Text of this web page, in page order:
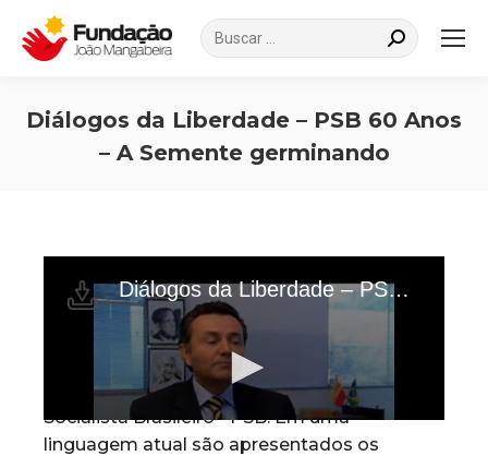
Search:
Diálogos da Liberdade – PSB 60 Anos
– A Semente germinando
Documentário em
comemoração aos 60 anos
da fundação do Partido
Socialista Brasileiro - PSB. Em uma
linguagem atual são apresentados os